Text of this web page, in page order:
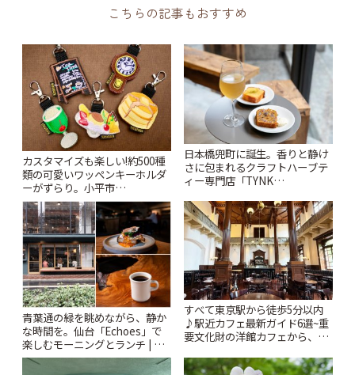
こちらの記事もおすすめ
カスタマイズも楽しい!約500種
類の可愛いワッペンキーホルダ
ーがずらり。小平市
「Kimamaya T&K」 | ことりっ
ぷ
日本橋兜町に誕生。香りと静け
さに包まれるクラフトハーブテ
ィー専門店「TYNK
青葉通の緑を眺めながら、静か
な時間を。仙台「Echoes」で
楽しむモーニングとランチ | こ
とりっぷ
すべて東京駅から徒歩5分以内
♪駅近カフェ最新ガイド6選~重
要文化財の洋館カフェから、改
りっぷ